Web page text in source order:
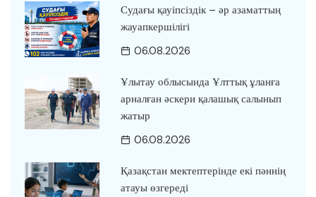
Судағы қауіпсіздік – әр азаматтың
жауапкершілігі
06.08.2026
Ұлытау облысында Ұлттық ұланға
арналған әскери қалашық салынып
жатыр
06.08.2026
Қазақстан мектептерінде екі пәннің
атауы өзгереді